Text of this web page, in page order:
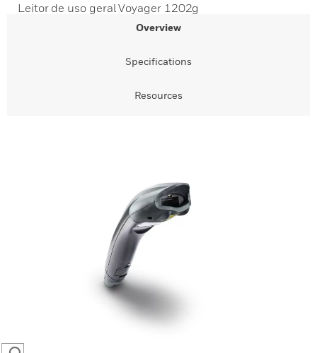
Leitor de uso geral Voyager 1202g
Overview
Specifications
Resources